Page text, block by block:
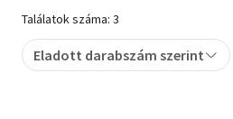
Művészet
Szakkönyv
Találatok száma: 3
Eladott darabszám szerint